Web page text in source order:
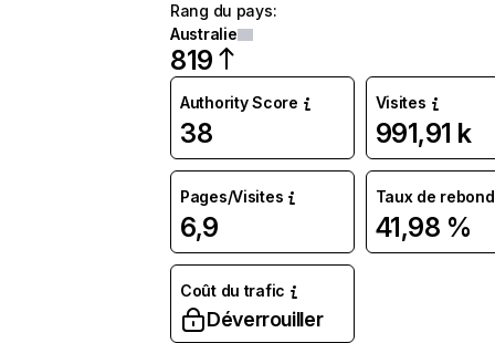
Rang du pays:
Australie
819
Authority Score
38
Visites
991,91 k
Pages/Visites
6,9
Taux de rebond
41,98 %
Coût du trafic
Déverrouiller